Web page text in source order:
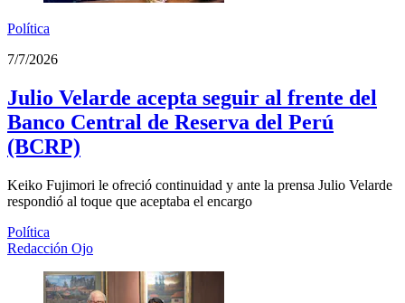
Política
7/7/2026
Julio Velarde acepta seguir al frente del
Banco Central de Reserva del Perú
(BCRP)
Keiko Fujimori le ofreció continuidad y ante la prensa Julio Velarde
respondió al toque que aceptaba el encargo
Política
Redacción Ojo